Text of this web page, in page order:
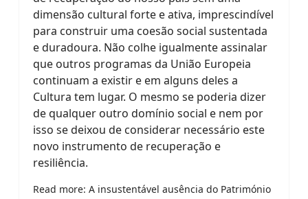
dimensão cultural forte e ativa, imprescindível
para construir uma coesão social sustentada
e duradoura. Não colhe igualmente assinalar
que outros programas da União Europeia
continuam a existir e em alguns deles a
Cultura tem lugar. O mesmo se poderia dizer
de qualquer outro domínio social e nem por
isso se deixou de considerar necessário este
novo instrumento de recuperação e
resiliência.
Read more: A insustentável ausência do Património